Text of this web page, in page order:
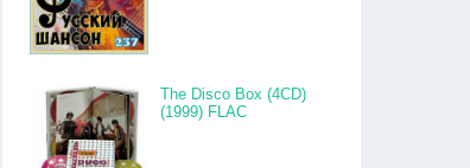
The Disco Box (4CD)
(1999) FLAC